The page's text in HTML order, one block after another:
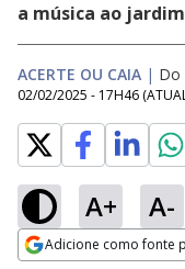
a música ao jardim
ACERTE OU CAIA | Do
02/02/2025 - 17H46
A+ A-
Adicione como fonte
Ativar
Loaded :
15.22%